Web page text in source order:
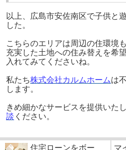
以上、広島市安佐南区で子供と
した。
こちらのエリアは周辺の住環境
充実した土地への住み替えを希
入れてみてくださいね。
私たち株式会社カルムホームは
します。
きめ細かなサービスを提供いた
談 ください。
住宅ローンをボー
マ